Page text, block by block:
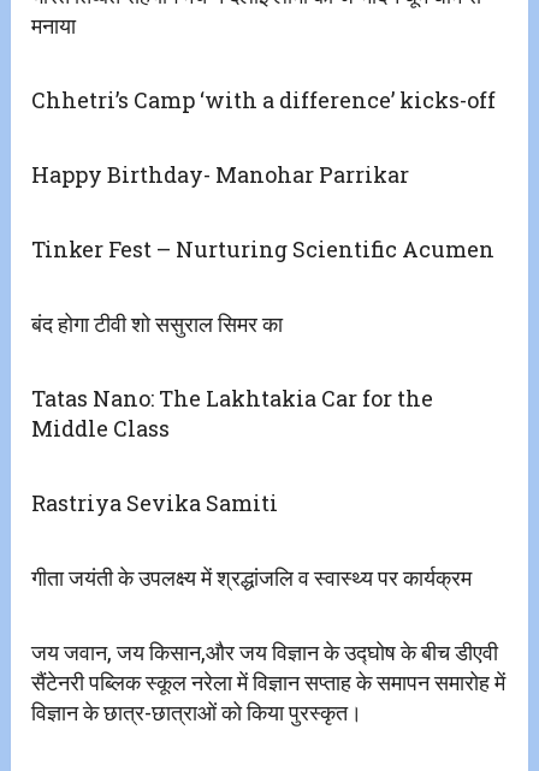
मनाया
Chhetri’s Camp ‘with a difference’ kicks-off
Happy Birthday- Manohar Parrikar
Tinker Fest – Nurturing Scientific Acumen
बंद होगा टीवी शो ससुराल सिमर का
Tatas Nano: The Lakhtakia Car for the
Middle Class
Rastriya Sevika Samiti
गीता जयंती के उपलक्ष्य में श्रद्धांजलि व स्वास्थ्य पर कार्यक्रम
जय जवान, जय किसान,और जय विज्ञान के उद्घोष के बीच डीएवी
सैंटेनरी पब्लिक स्कूल नरेला में विज्ञान सप्ताह के समापन समारोह में
विज्ञान के छात्र-छात्राओं को किया पुरस्कृत।